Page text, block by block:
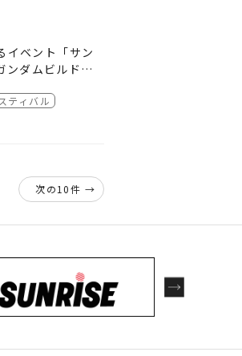
きなかった2つ
し強引ですが
タル 七魂の龍神
れました。
イベント「サン
ダムビルドダ
ティバル
次の10件 →